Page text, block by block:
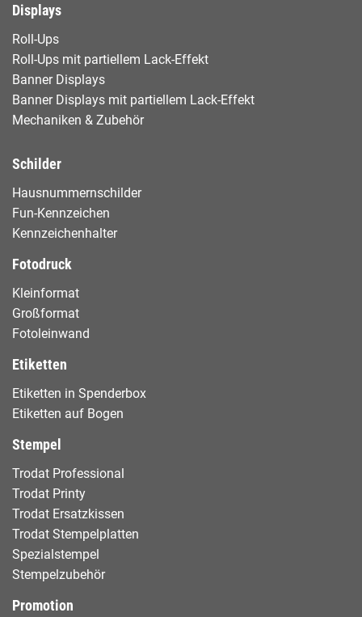
Displays
Roll-Ups
Roll-Ups mit partiellem Lack-Effekt
Banner Displays
Banner Displays mit partiellem Lack-Effekt
Mechaniken & Zubehör
Schilder
Hausnummernschilder
Fun-Kennzeichen
Kennzeichenhalter
Fotodruck
Kleinformat
Großformat
Fotoleinwand
Etiketten
Etiketten in Spenderbox
Etiketten auf Bogen
Stempel
Trodat Professional
Trodat Printy
Trodat Ersatzkissen
Trodat Stempelplatten
Spezialstempel
Stempelzubehör
Promotion